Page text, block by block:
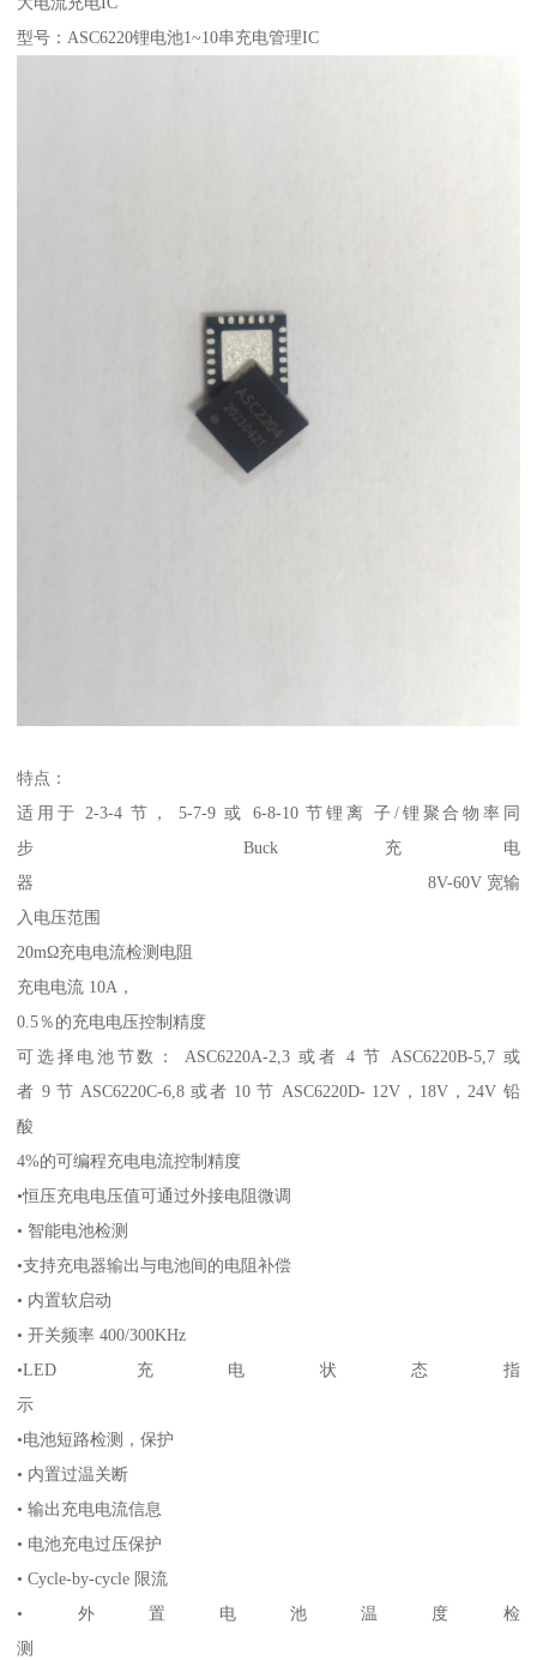
型号：ASC6220锂电池1~10串充电管理IC
特点：
适用于 2-3-4 节， 5-7-9 或 6-8-10 节锂离 子/锂聚合物率同
步 Buck 充电
器 8V-60V 宽输
入电压范围
20mΩ充电电流检测电阻
充电电流 10A，
0.5％的充电电压控制精度
可选择电池节数： ASC6220A-2,3 或者 4 节 ASC6220B-5,7 或
者 9 节 ASC6220C-6,8 或者 10 节 ASC6220D- 12V，18V，24V 铅
酸
4%的可编程充电电流控制精度
•恒压充电电压值可通过外接电阻微调
• 智能电池检测
•支持充电器输出与电池间的电阻补偿
• 内置软启动
• 开关频率 400/300KHz
•LED 充电状态指
示
•电池短路检测，保护
• 内置过温关断
• 输出充电电流信息
• 电池充电过压保护
• Cycle-by-cycle 限流
•外置电池温度检
测